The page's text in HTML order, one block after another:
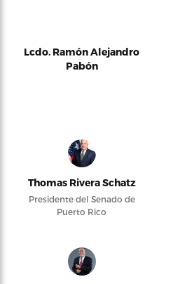
Lcdo. Ramón Alejandro
Pabón
Thomas Rivera Schatz
Presidente del Senado de
Puerto Rico